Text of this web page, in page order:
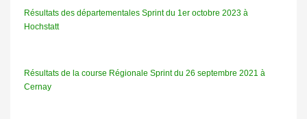
Résultats des départementales Sprint du 1er octobre 2023 à
Hochstatt
Résultats de la course Régionale Sprint du 26 septembre 2021 à
Cernay